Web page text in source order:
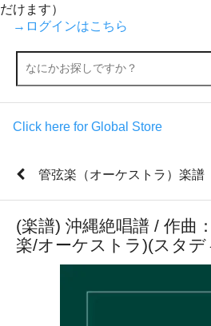
だけます）
→ログインはこちら
Click here for Global Store
管弦楽（オーケストラ）楽譜
(楽譜) 沖縄絶唱譜 / 作曲
楽/オーケストラ)(スタ